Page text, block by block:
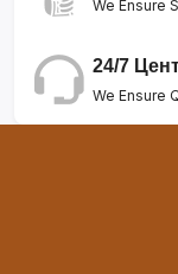
We Ensure
24/7
We Ensure